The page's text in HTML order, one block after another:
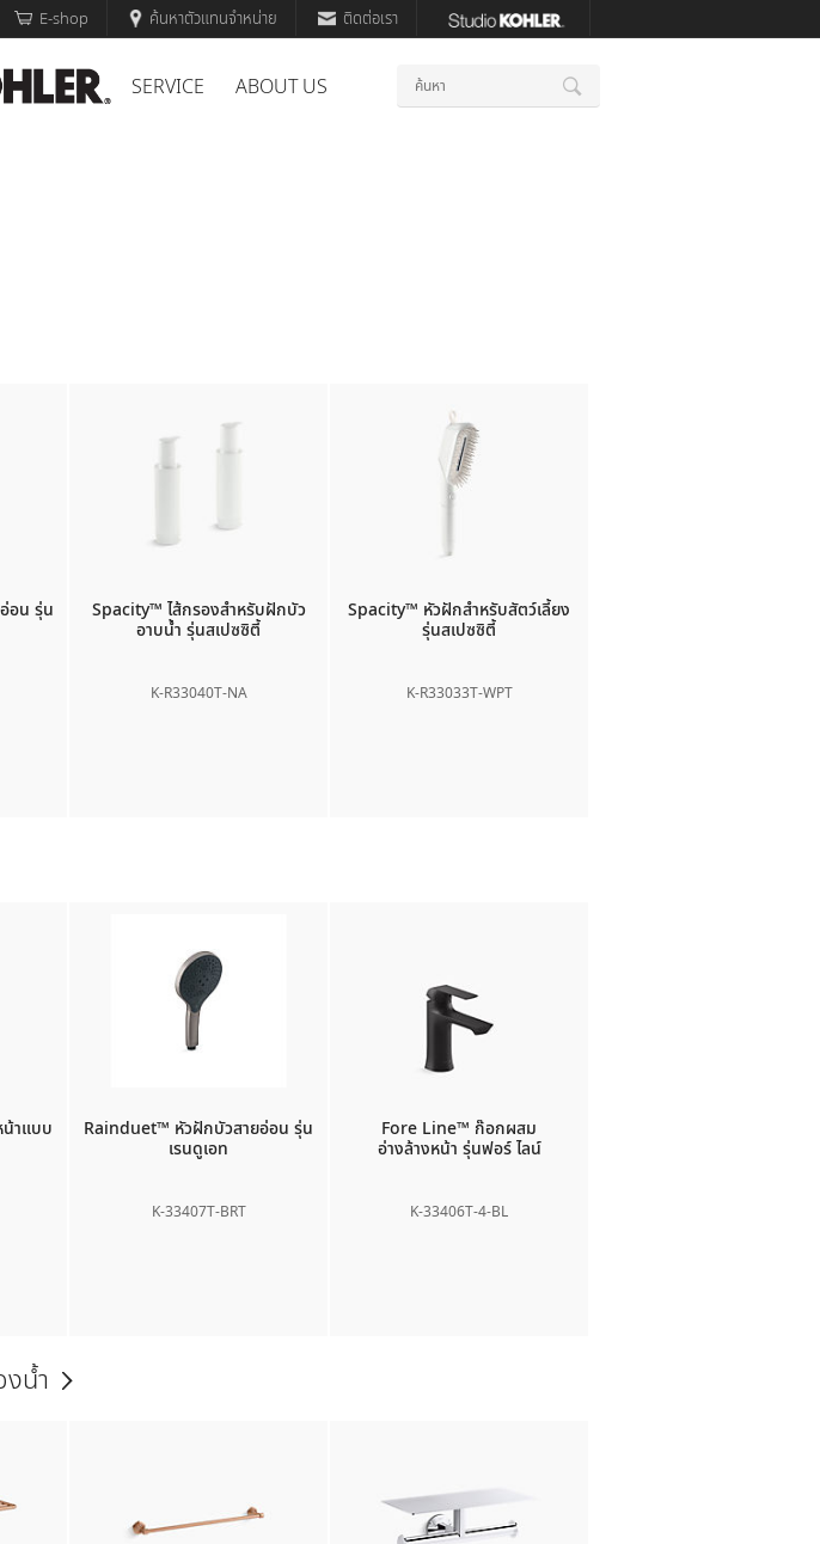
E-shop ค้นหาตัวแทนจำหน่าย ติดต่อเรา
SERVICE ABOUT US
อน รุ่น
Spacity™ ไส้กรองสำหรับฝักบัว
อาบน้ำ รุ่นสเปซซิตี้
K-R33040T-NA
Spacity™ หัวฝักสำหรับสัตว์เลี้ยง
รุ่นสเปซซิตี้
K-R33033T-WPT
น้าแบบ
Rainduet™ หัวฝักบัวสายอ่อน รุ่น
เรนดูเอท
K-33407T-BRT
Fore Line™ ก๊อกผสม
อ่างล้างหน้า รุ่นฟอร์ ไลน์
K-33406T-4-BL
น้ำ